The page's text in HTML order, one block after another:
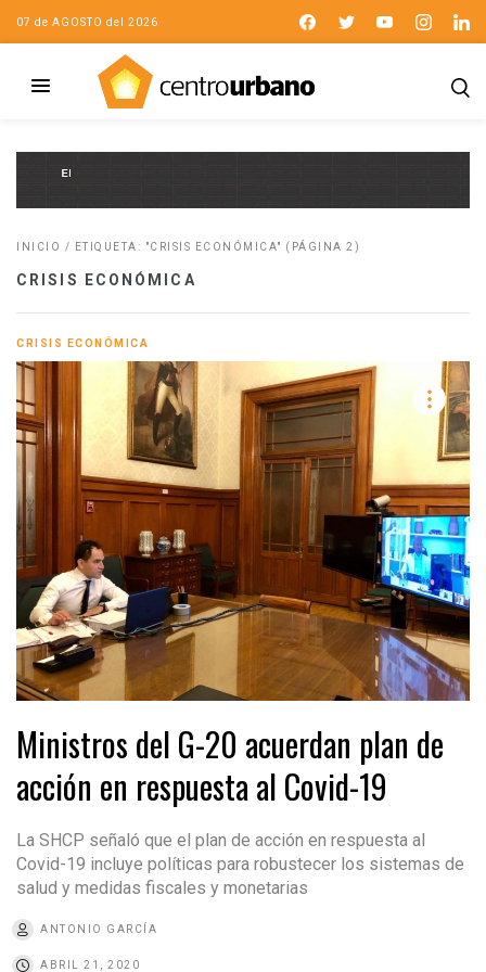
07 de AGOSTO del 2026
INICIO / ETIQUETA: "CRISIS ECONÓMICA" (PÁGINA 2)
CRISIS ECONÓMICA
CRISIS ECONÓMICA
Ministros del G-20 acuerdan plan de
acción en respuesta al Covid-19
La SHCP señaló que el plan de acción en respuesta al
Covid-19 incluye políticas para robustecer los sistemas de
salud y medidas fiscales y monetarias
ANTONIO GARCÍA
ABRIL 21, 2020